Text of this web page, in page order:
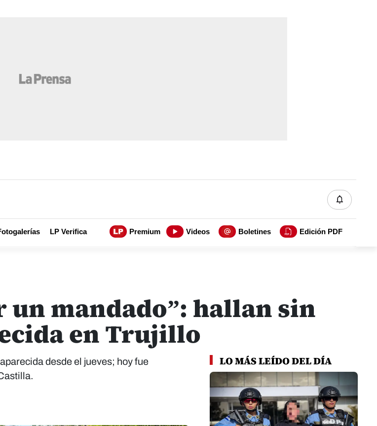
LP Verifica Premium Videos Boletines Edición PDF
un mandado”: hallan sin
en Trujillo
desde el jueves; hoy fue
LO MÁS LEÍDO DEL DÍA